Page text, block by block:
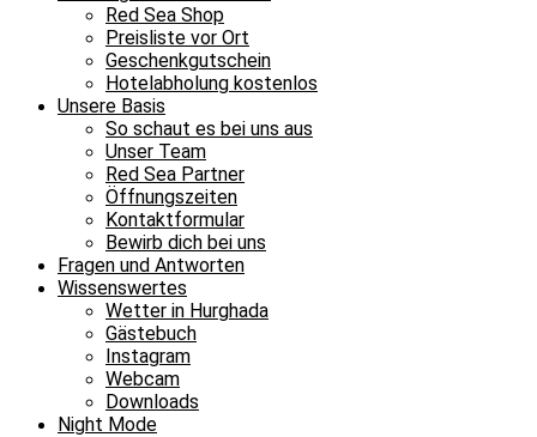
Red Sea Shop
Preisliste vor Ort
Geschenkgutschein
Hotelabholung kostenlos
Unsere Basis
So schaut es bei uns aus
Unser Team
Red Sea Partner
Öffnungszeiten
Kontaktformular
Bewirb dich bei uns
Fragen und Antworten
Wissenswertes
Wetter in Hurghada
Gästebuch
Instagram
Webcam
Downloads
Night Mode